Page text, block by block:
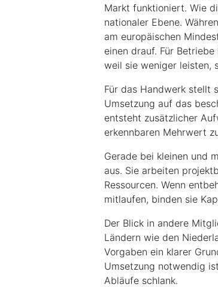
Markt funktioniert. Wie
nationaler Ebene.
am europäischen
einen drauf. Für
weil sie weniger leisten,
Für das Handwerk stellt
Umsetzung auf das
entsteht zusätzlicher
erkennbaren Mehrwert
Gerade bei kleinen und
aus. Sie arbeiten
Ressourcen. Wenn
mitlaufen, binden sie
Der Blick in andere
Ländern wie den
Vorgaben ein klarer
Umsetzung notwendig
Abläufe schlank.